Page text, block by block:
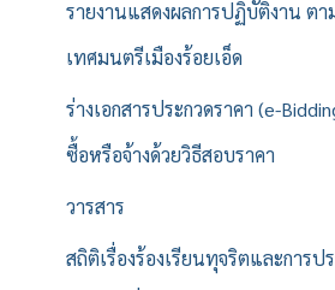
รายงานแสดงผลการปฏิบัติงาน ต
เทศมนตรีเมืองร้อยเอ็ด
ร่างเอกสารประกวดราคา (e-
ซื้อหรือจ้างด้วยวิธีสอบราคา
วารสาร
สถิติเรื่องร้องเรียนทุจริตและการ